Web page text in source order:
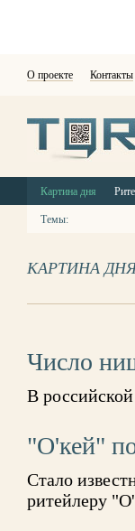
О проекте Контакты
Картина дня
Темы:
КАРТИНА
Число
В
"О'кей"
Стало
ритейлеру